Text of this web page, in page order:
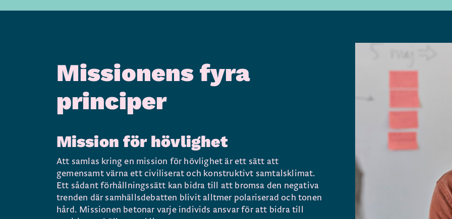
Missionens fyra
principer
Mission för hövlighet
Att samlas kring en mission för hövlighet är ett sätt att
gemensamt värna ett civiliserat och konstruktivt samtalsklimat.
Ett sådant förhållningssätt kan bidra till att bromsa den negativa
trenden där samhällsdebatten blivit alltmer polariserad och tonen
hård. Missionen betonar varje individs ansvar för att bidra till